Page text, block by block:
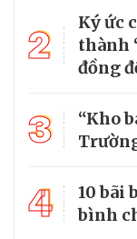
2
Ký ức
thành
đồng
3
“Kho
4
10 bãi
bình